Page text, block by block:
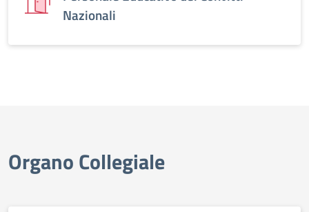
Nazionali
Organo Collegiale